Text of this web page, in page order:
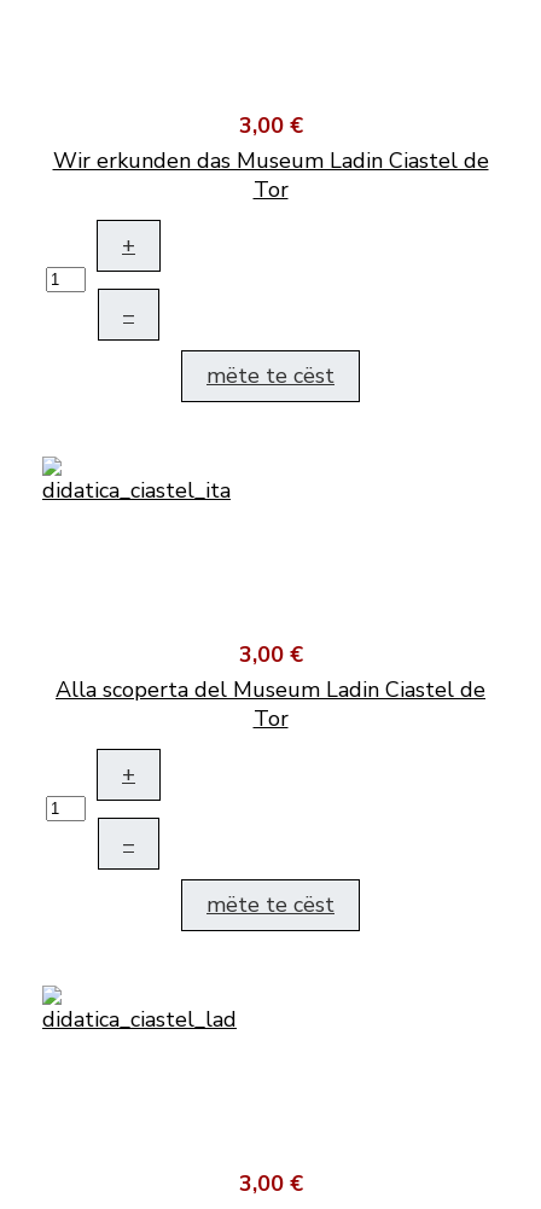
3,00 €
Wir erkunden das Museum Ladin Ciastel de
Tor
+
–
mëte te cëst
3,00 €
Alla scoperta del Museum Ladin Ciastel de
Tor
+
–
mëte te cëst
3,00 €